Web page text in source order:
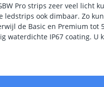
Pro strips zeer veel
ook dimbaar. Zo
de Basic en Premium
waterdichte IP67 coating.